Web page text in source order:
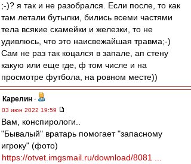
;-)? я так и не разобрался. Если после, то как
там летали бутылки, бились всеми частями
тела всякие скамейки и железки, то не
удивлюсь, что это наисвежайшая травма;-)
Сам не раз так коцался в запале, ап стену
какую или еще где, ф том числе и на
просмотре футбола, на ровном месте))
Карелин -
03 июн 2022 19:59
Вам, конспирологи..
"Бывалый" вратарь помогает "запасному
игроку" (фото)
https://otvet.imgsmail.ru/download/8081 ...